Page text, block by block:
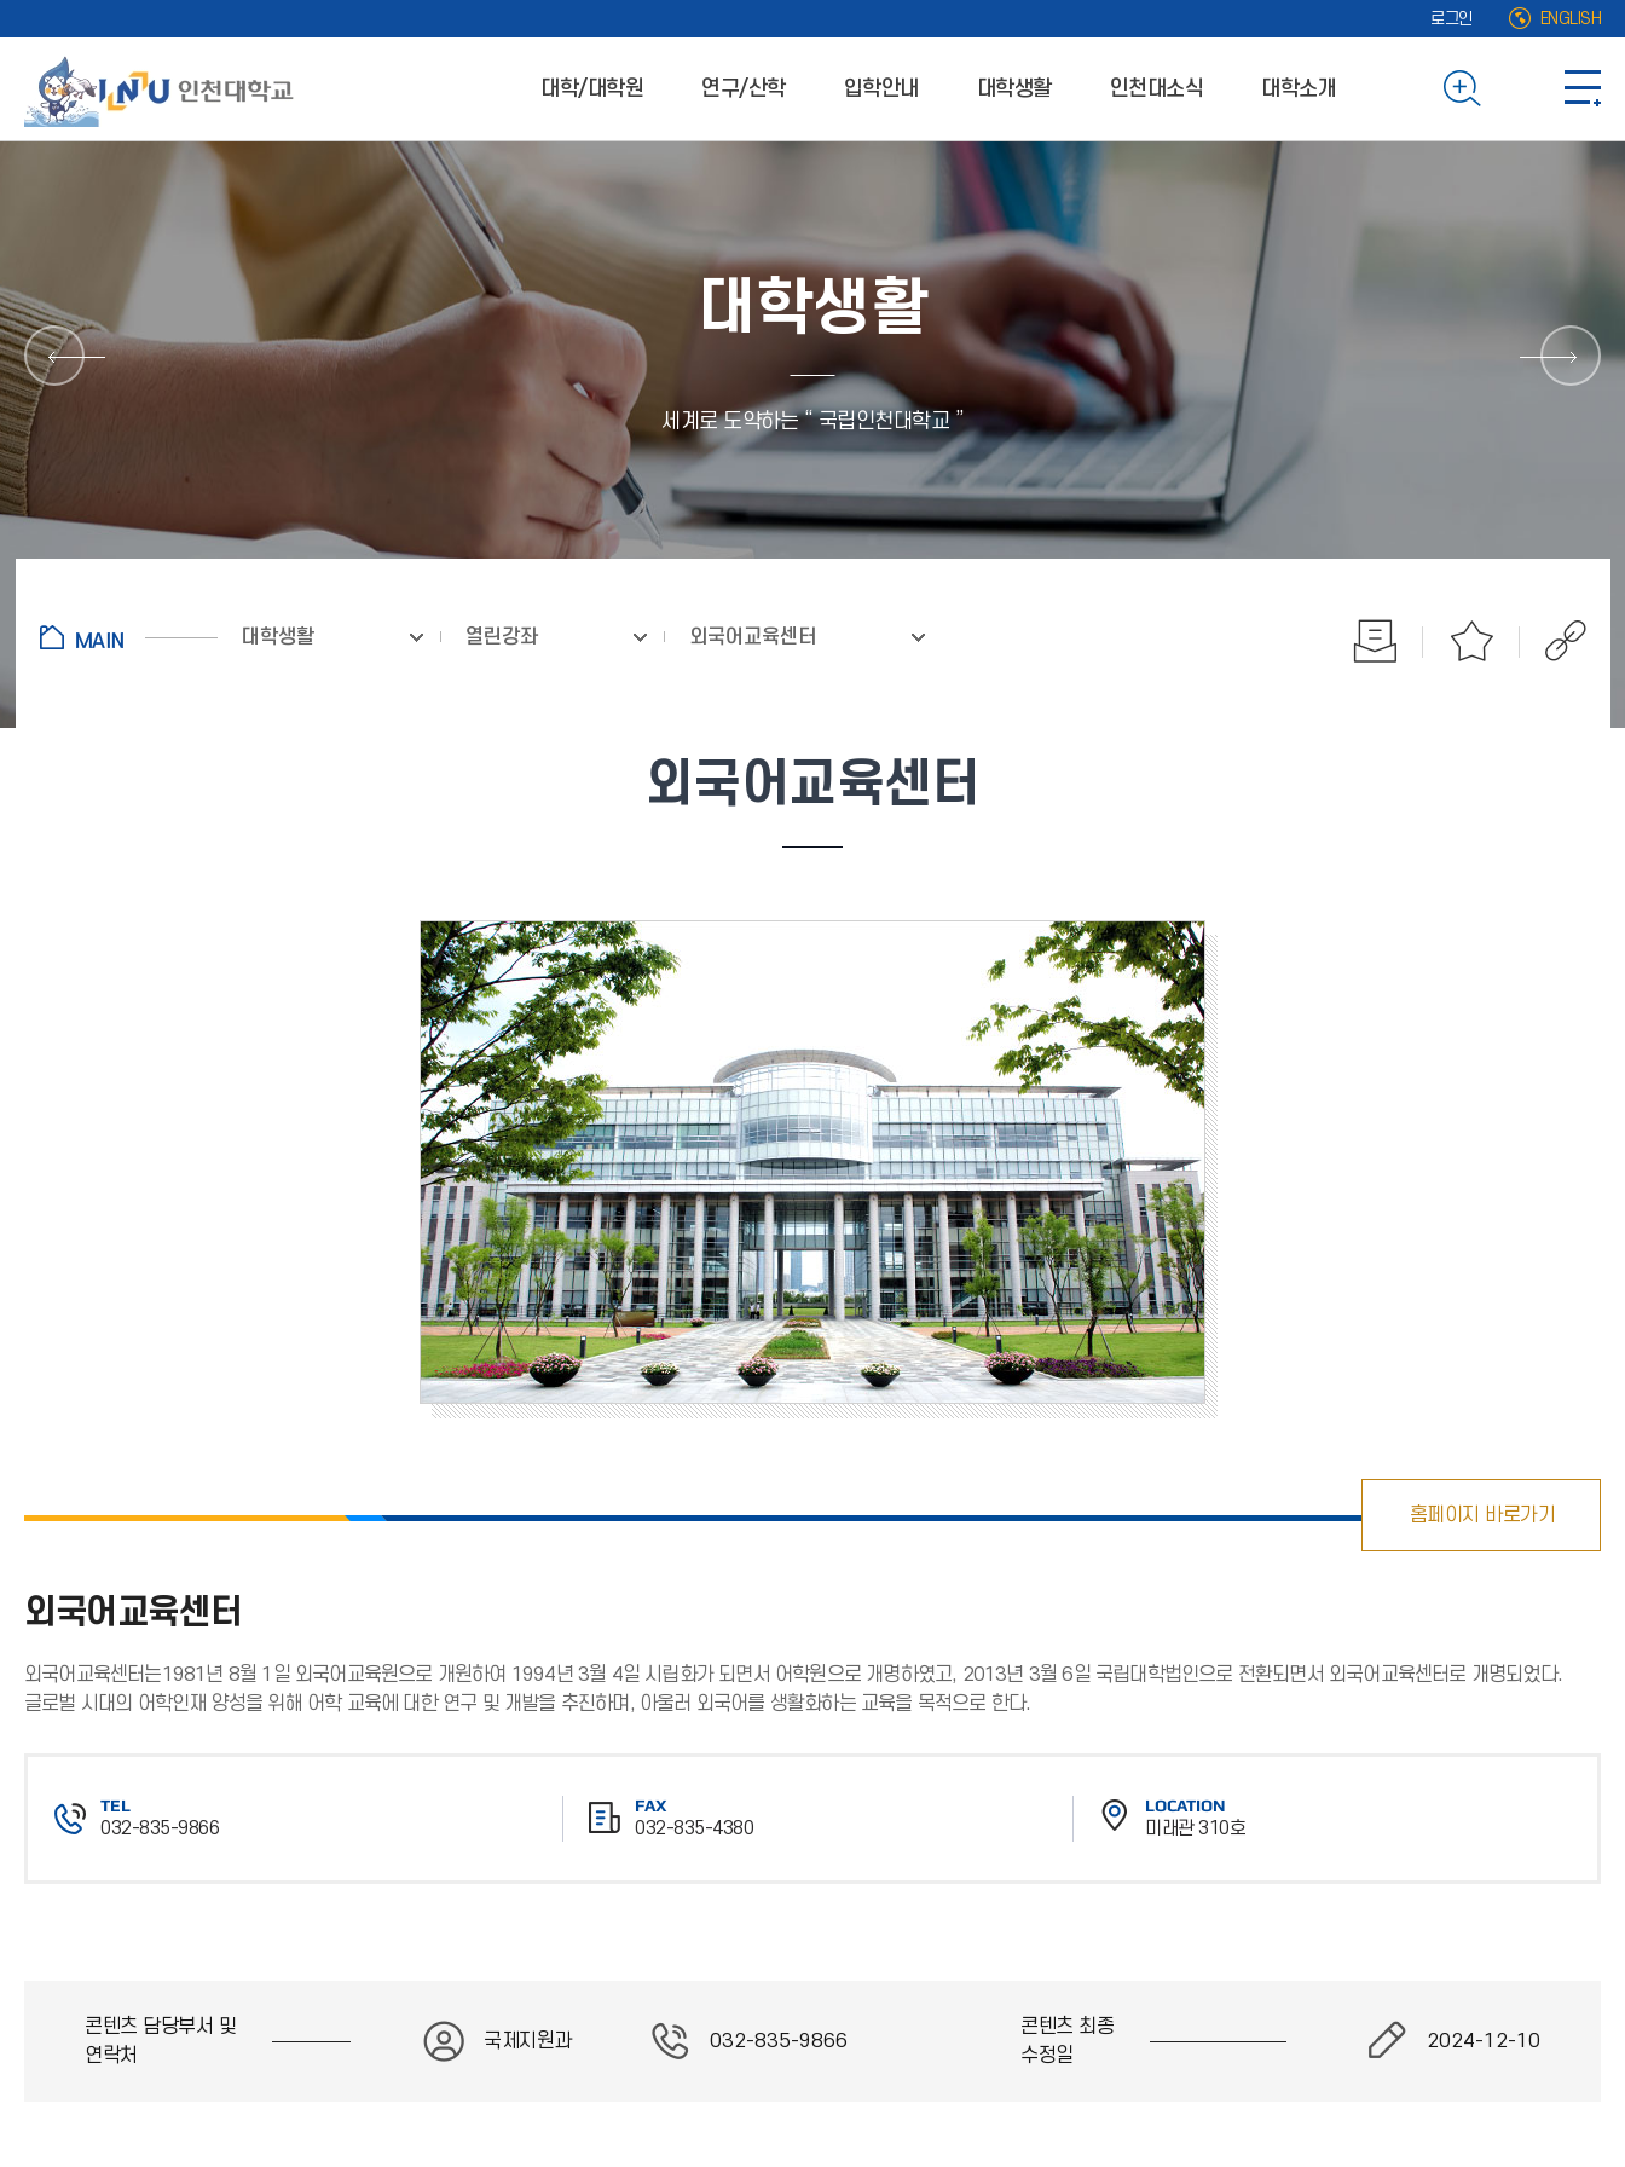
로그인 ENGLISH
대학/대학원 연구/산학 입학안내 대학생활 인천대소식 대학소개
대학생활
세계로 도약하는 “ 국립인천대학교 ”
대학생활 열린강좌 외국어교육센터
외국어교육센터
홈페이지 바로가기
외국어교육센터
외국어교육센터는1981년 8월 1일 외국어교육원으로 개원하여 1994년 3월 4일 시립화가 되면서 어학원으로 개명하였고, 2013년 3월 6일 국립대학법인으로 전환되면서 외국어교육센터로 개명되었다.
글로벌 시대의 어학인재 양성을 위해 어학 교육에 대한 연구 및 개발을 추진하며, 아울러 외국어를 생활화하는 교육을 목적으로 한다.
TEL
032-835-9866
FAX
032-835-4380
LOCATION
미래관 310호
콘텐츠 담당부서 및
연락처
국제지원과 032-835-9866
콘텐츠 최종
수정일
2024-12-10